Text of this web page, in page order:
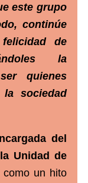
este grupo
continúe
de
la
quienes
sociedad
del
Unidad de
como un hito